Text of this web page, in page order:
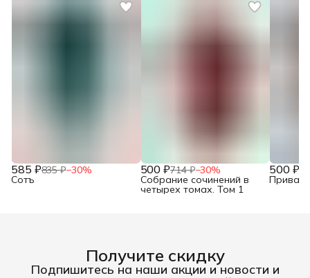
585 ₽835 ₽−30%
Сотъ
500 ₽714 ₽−30%
Собрание сочинений в
четырех томах. Том 1
500 ₽
Получите скидку
Подпишитесь на наши акции и новости и